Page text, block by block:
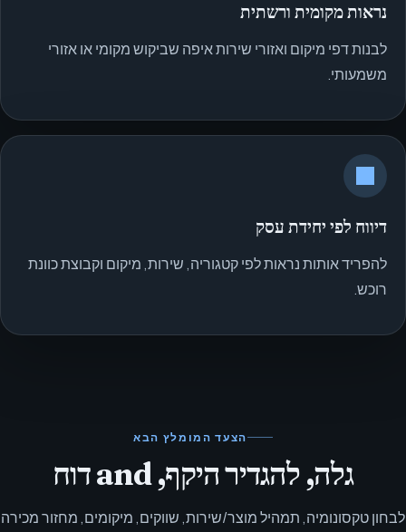
נראות מקומית ורשתית
לבנות דפי מיקום ואזורי שירות איפה שביקוש מקומי או אזורי
משמעותי.
דיווח לפי יחידת עסק
להפריד אותות נראות לפי קטגוריה, שירות, מיקום וקבוצת כוונת
רוכש.
הצעד המומלץ הבא
גלה, להגדיר היקף, and דוח
לבחון טקסונומיה, תמהיל מוצר/שירות, שווקים, מיקומים, מחזור מכירה